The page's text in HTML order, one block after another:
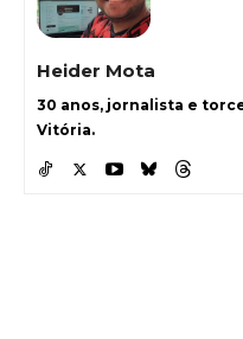
Heider Mota
30 anos, jornalista e
Vitória.